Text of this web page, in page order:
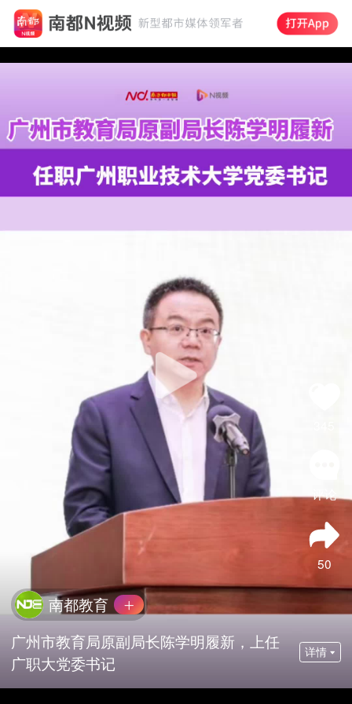
评论
50
南都教育
广州市教育局原副局长陈学明履新，上任
广职大党委书记
详情